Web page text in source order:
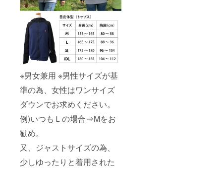
※男女兼用 ※男性サイズが基
準の為、女性はワンサイズ
ダウンでお求めください。
例)いつもＬの場合⇒Mをお
勧め。
又、ジャストサイズの為、
少しゆったりと着用された